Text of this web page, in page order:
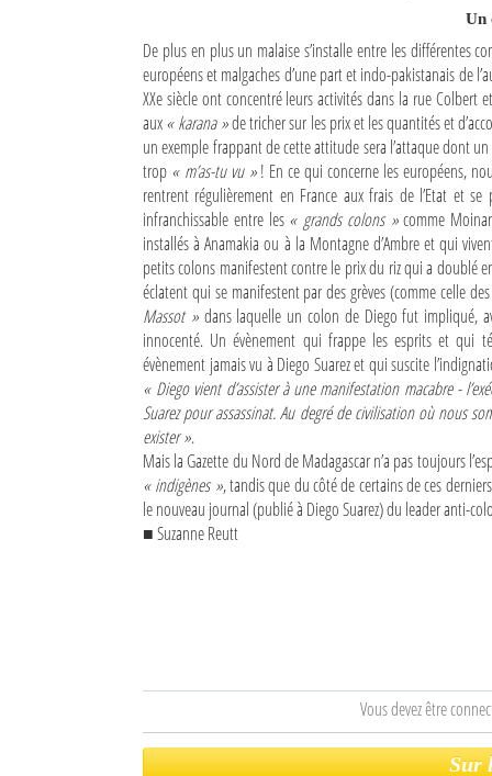
Un
De plus en plus un malaise s’installe entre les différentes
européens et malgaches d’une part et indo-pakistanais de
XXe siècle ont concentré leurs activités dans la rue Colbert
aux« karana »de tricher sur les prix et les quantités et
un exemple frappant de cette attitude sera l’attaque dont
trop « m’as-tu vu »! En ce qui concerne les européens,
rentrent régulièrement en France aux frais de l’Etat et
infranchissable entre les « grands colons »comme
installés à Anamakia ou à la Montagne d’Ambre et qui
petits colons manifestent contre le prix du riz qui a doublé
éclatent qui se manifestent par des grèves (comme celle
Massot »dans laquelle un colon de Diego fut impliqué,
innocenté. Un évènement qui frappe les esprits et qui
évènement jamais vu à Diego Suarez et qui suscite
« Diego vient d’assister à une manifestation macabre -
Suarez pour assassinat. Au degré de civilisation où nous
exister ».
Mais la Gazette du Nord de Madagascar n’a pas toujours
« indigènes », tandis que du côté de certains de ces
le nouveau journal (publié à Diego Suarez) du leader anti-
■ Suzanne Reutt
Vous devez être
Sur